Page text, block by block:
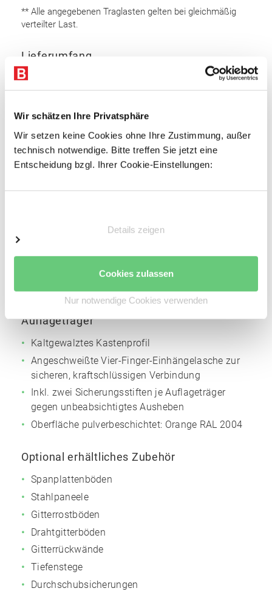
Wir schätzen Ihre Privatsphäre
Wir setzen keine Cookies ohne Ihre Zustimmung, außer
technisch notwendige. Bitte treffen Sie jetzt eine
Entscheidung bzgl. Ihrer Cookie-Einstellungen:
Details zeigen
Cookies zulassen
Nur notwendige Cookies verwenden
** Alle angegebenen Traglasten gelten bei gleichmäßig
verteilter Last.
Lieferumfang
Rahmen 6.500 x 1.100 mm (HxT): 30 Stk.
Bodenanker
Sicherungsstifte
Rahmen
Höhenverstellraster für die Trägerholme: 50 mm
Oberfläche pulverbeschichtet:Silbergrau
Auflageträger
Kaltgewalztes Kastenprofil
Angeschweißte Vier-Finger-Einhängelasche zur
sicheren, kraftschlüssigen Verbindung
Inkl. zwei Sicherungsstiften je Auflageträger
gegen unbeabsichtigtes Ausheben
Oberfläche pulverbeschichtet: Orange RAL 2004
Optional erhältliches Zubehör
Spanplattenböden
Stahlpaneele
Gitterrostböden
Drahtgitterböden
Gitterrückwände
Tiefenstege
Durchschubsicherungen